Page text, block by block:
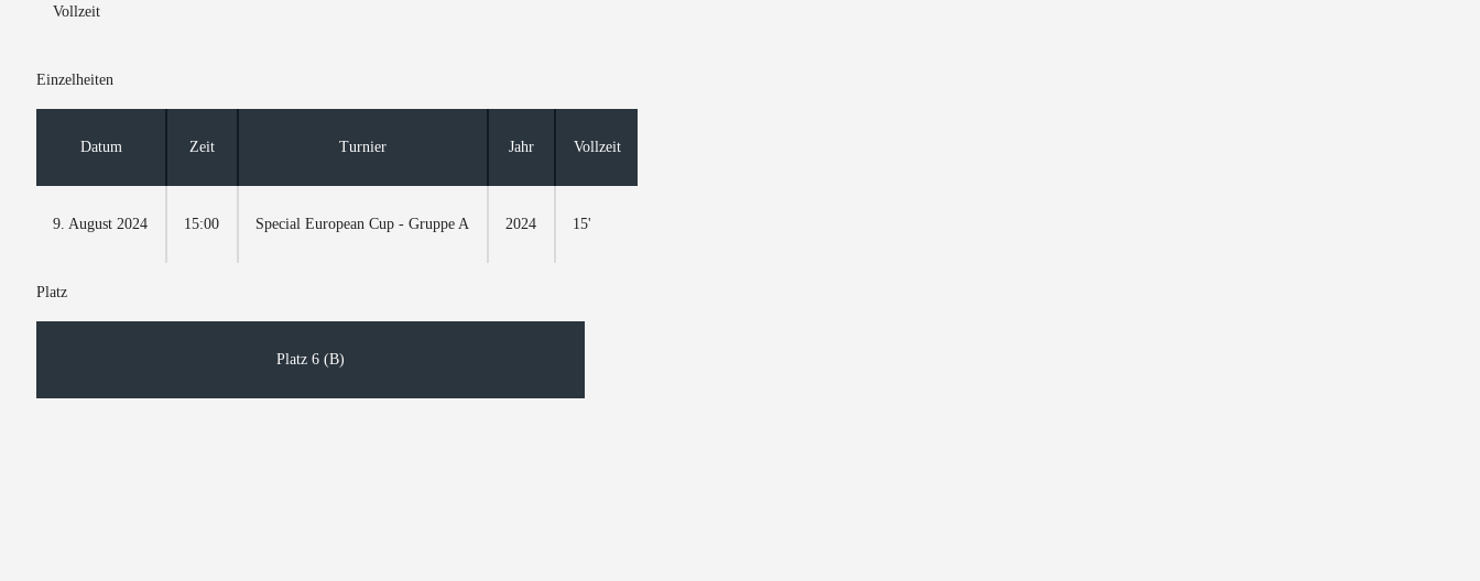
Vollzeit
Einzelheiten
Datum Zeit Turnier Jahr Vollzeit
9. August 2024 15:00 Special European Cup - Gruppe A 2024 15'
Platz
Platz 6 (B)